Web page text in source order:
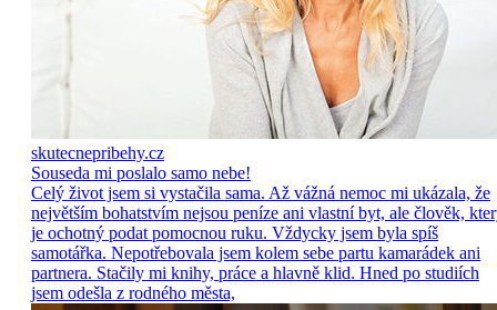
skutecnepribehy.cz
Souseda mi poslalo samo nebe!
Celý život jsem si vystačila sama. Až vážná nemoc mi ukázala, že
největším bohatstvím nejsou peníze ani vlastní byt, ale člověk,
je ochotný podat pomocnou ruku. Vždycky jsem byla spíš
samotářka. Nepotřebovala jsem kolem sebe partu kamarádek ani
partnera. Stačily mi knihy, práce a hlavně klid. Hned po studiích
jsem odešla z rodného města,